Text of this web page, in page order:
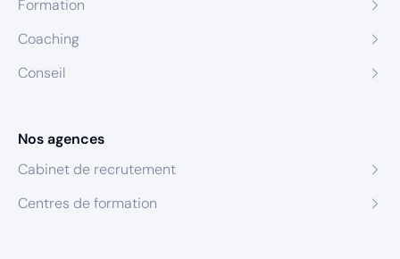
Formation
Coaching
Conseil
Nos agences
Cabinet de recrutement
Centres de formation